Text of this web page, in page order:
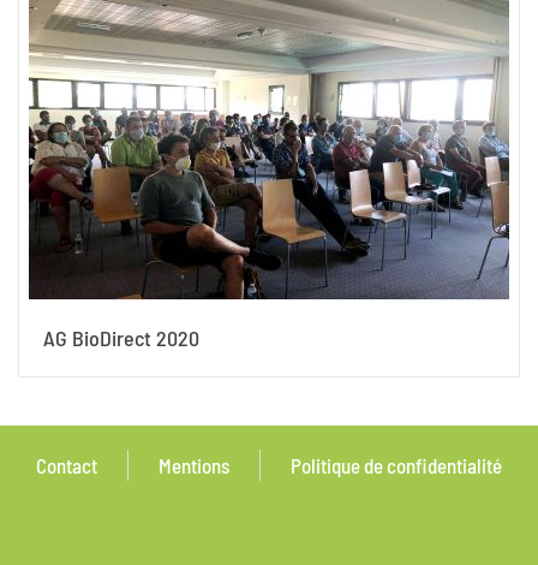
AG BioDirect 2020
Contact Mentions Politique de confidentialité